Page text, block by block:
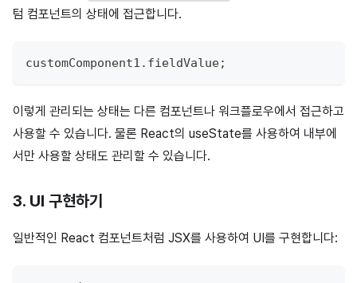
텀 컴포넌트의 상태에 접근합니다.
customComponent1 . fieldValue;
이렇게 관리되는 상태는 다른 컴포넌트나 워크플로우에서 접근하고
사용할 수 있습니다. 물론 React의 useState를 사용하여 내부에
서만 사용할 상태도 관리할 수 있습니다.
3. UI 구현하기
일반적인 React 컴포넌트처럼 JSX를 사용하여 UI를 구현합니다: